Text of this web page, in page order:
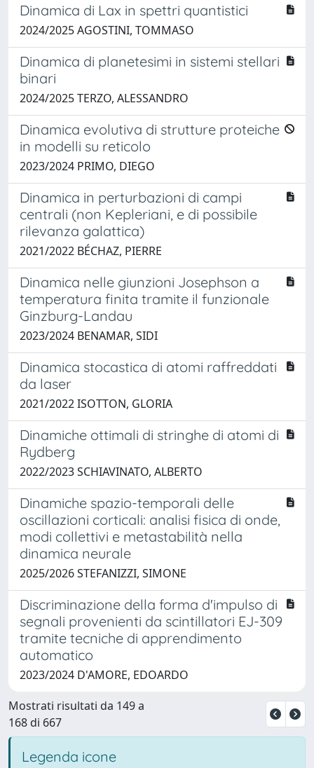
Dinamica di Lax in spettri quantistici
2024/2025 AGOSTINI, TOMMASO
Dinamica di planetesimi in sistemi stellari
binari
2024/2025 TERZO, ALESSANDRO
Dinamica evolutiva di strutture proteiche
in modelli su reticolo
2023/2024 PRIMO, DIEGO
Dinamica in perturbazioni di campi
centrali (non Kepleriani, e di possibile
rilevanza galattica)
2021/2022 BÉCHAZ, PIERRE
Dinamica nelle giunzioni Josephson a
temperatura finita tramite il funzionale
Ginzburg-Landau
2023/2024 BENAMAR, SIDI
Dinamica stocastica di atomi raffreddati
da laser
2021/2022 ISOTTON, GLORIA
Dinamiche ottimali di stringhe di atomi di
Rydberg
2022/2023 SCHIAVINATO, ALBERTO
Dinamiche spazio-temporali delle
oscillazioni corticali: analisi fisica di onde,
modi collettivi e metastabilità nella
dinamica neurale
2025/2026 STEFANIZZI, SIMONE
Discriminazione della forma d'impulso di
segnali provenienti da scintillatori EJ-309
tramite tecniche di apprendimento
automatico
2023/2024 D'AMORE, EDOARDO
Mostrati risultati da 149 a
168 di 667
Legenda icone